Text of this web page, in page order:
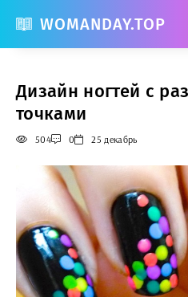
WOMANDAY.TOP
Дизайн ногтей с
точками
504 0 25 декабрь